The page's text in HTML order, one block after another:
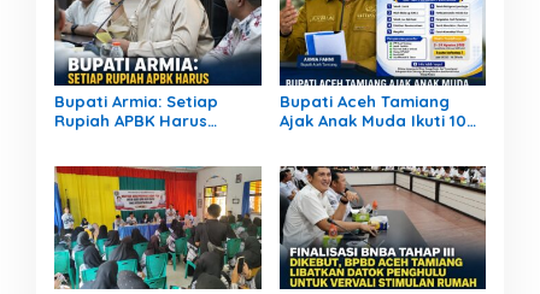
Bupati Armia: Setiap
Rupiah APBK Harus
Bupati Aceh Tamiang
Ajak Anak Muda Ikuti 10
dan Berwirausaha